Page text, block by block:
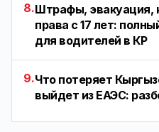
8.Штрафы, эвакуация,
права с 17 лет:
для водителей в КР
9.Что потеряет
выйдет из ЕАЭС: